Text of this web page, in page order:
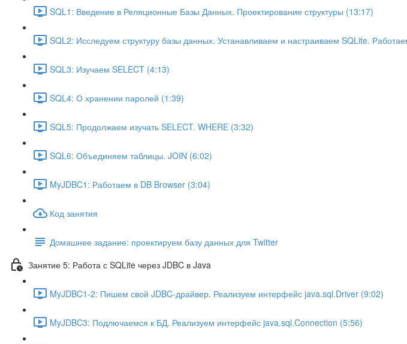
SQL1: Введение в Реляционные Базы Данных. Проектирование структуры (13:17)
SQL2: Исследуем структуру базы данных. Устанавливаем и настраиваем SQLite.
SQL3: Изучаем SELECT (4:13)
SQL4: О хранении паролей (1:39)
SQL5: Продолжаем изучать SELECT. WHERE (3:32)
SQL6: Объединяем таблицы. JOIN (6:02)
MyJDBC1: Работаем в DB Browser (3:04)
Код занятия
Домашнее задание: проектируем базу данных для Twitter
Занятие 5: Работа с SQLite через JDBC в Java
MyJDBC1-2: Пишем свой JDBC-драйвер. Реализуем интерфейс java.sql.Driver (9:02)
MyJDBC3: Подлючаемся к БД. Реализуем интерфейс java.sql.Connection (5:56)